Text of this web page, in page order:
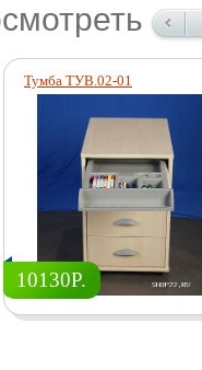
Тумба ТУВ.02-01
10130Р.